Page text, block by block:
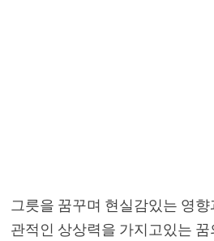
그릇을 꿈꾸며 현실감있는 영
관적인 상상력을 가지고있는